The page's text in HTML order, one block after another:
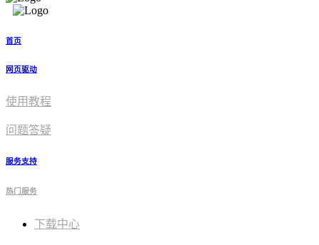
首页
网页驱动
使用教程​
问题答疑
服务支持
热门服务
下载中心